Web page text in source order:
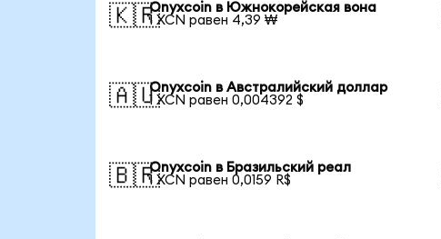
🇰🇷Onyxcoin в Южнокорейская вона
1 XCN равен 4,39 ₩
🇦🇺Onyxcoin в Австралийский доллар
1 XCN равен 0,004392 $
🇧🇷Onyxcoin в Бразильский реал
1 XCN равен 0,0159 R$